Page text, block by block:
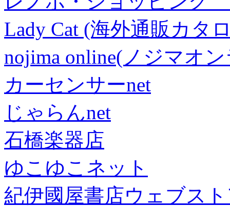
Lady Cat (海外通販カタ
nojima online(ノジマオ
カーセンサーnet
じゃらんnet
石橋楽器店
ゆこゆこネット
紀伊國屋書店ウェブス